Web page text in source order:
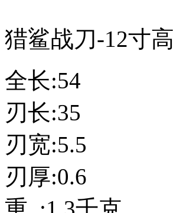
猎鲨战刀-12寸
全长:54
刃长:35
刃宽:5.5
刃厚:0.6